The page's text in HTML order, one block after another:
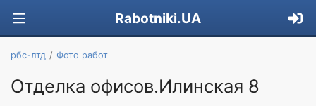
Rabotniki.UA
рбс-лтд Фото работ
Отделка офисов.Илинская 8